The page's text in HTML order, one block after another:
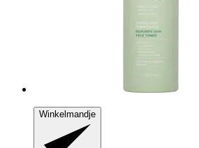
Winkelmandje